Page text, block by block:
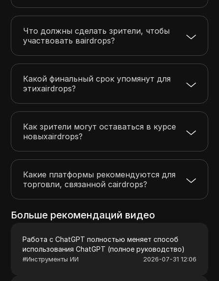
Что должны сделать зрители, чтобы
участвовать вairdrops?
Какой финальный срок упомянут для
этихairdrops?
Как зрители могут оставаться в курсе
новыхairdrops?
Какие платформы рекомендуются для
торговли, связанной сairdrops?
Больше рекомендаций видео
Работа с ChatGPT полностью меняет способ
использования ChatGPT (полное руководство)
#Инструменты ИИ 2026-07-31 12:06